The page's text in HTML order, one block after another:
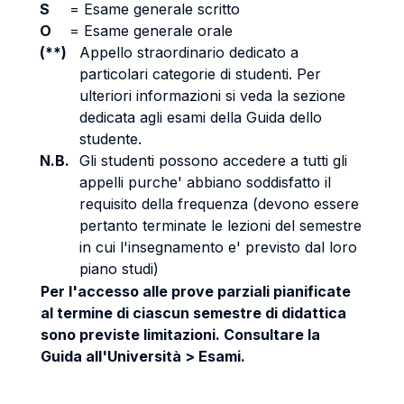
S = Esame generale scritto
O
= Esame generale orale
(**)
Appello straordinario dedicato a
particolari categorie di studenti. Per
ulteriori informazioni si veda la sezione
dedicata agli esami della Guida dello
studente.
N.B. Gli studenti possono accedere a tutti gli
appelli purche' abbiano soddisfatto il
requisito della frequenza (devono essere
pertanto terminate le lezioni del semestre
in cui l'insegnamento e' previsto dal loro
piano studi)
Per l'accesso alle prove parziali pianificate
al termine di ciascun semestre di didattica
sono previste limitazioni. Consultare la
Guida all'Università > Esami.